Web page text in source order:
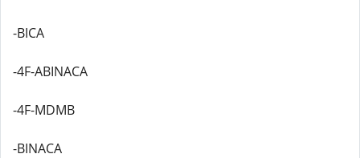
-BICA
-4F-ABINACA
-4F-MDMB
-BINACA